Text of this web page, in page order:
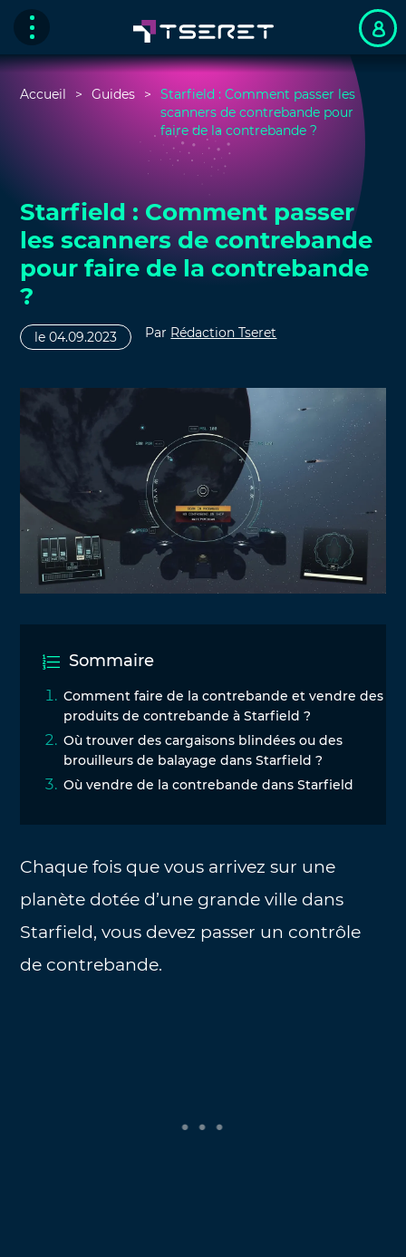
Accueil Guides
Starfield : Comment passer les
scanners de contrebande pour
faire de la contrebande ?
Starfield : Comment passer
les scanners de contrebande
pour faire de la contrebande
?
le 04.09.2023 Par Rédaction Tseret
Sommaire
Comment faire de la contrebande et vendre des
produits de contrebande à Starfield ?
Où trouver des cargaisons blindées ou des
brouilleurs de balayage dans Starfield ?
Où vendre de la contrebande dans Starfield
Chaque fois que vous arrivez sur une
planète dotée d’une grande ville dans
Starfield, vous devez passer un contrôle
de contrebande.